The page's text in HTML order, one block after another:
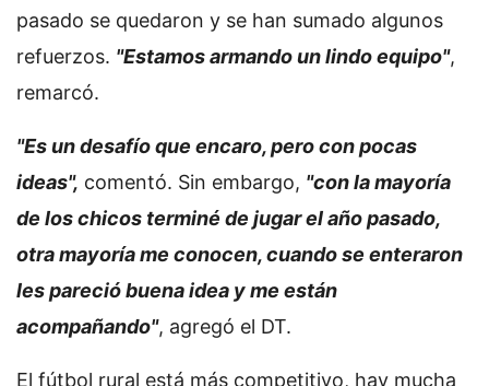
pasado se quedaron y se han sumado algunos
refuerzos. "Estamos armando un lindo equipo",
remarcó.
"Es un desafío que encaro, pero con pocas
ideas", comentó. Sin embargo, "con la mayoría
de los chicos terminé de jugar el año pasado,
otra mayoría me conocen, cuando se enteraron
les pareció buena idea y me están
acompañando", agregó el DT.
El fútbol rural está más competitivo, hay mucha